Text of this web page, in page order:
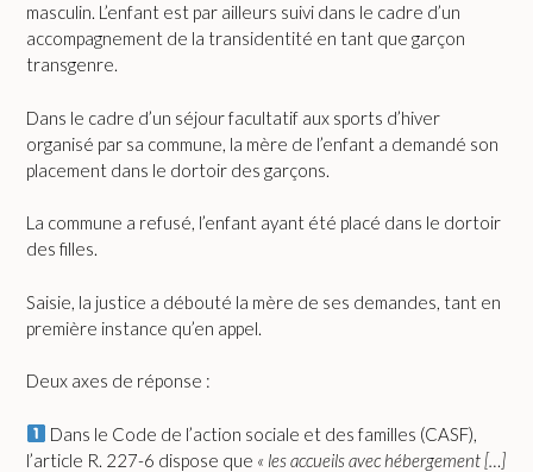
masculin. L’enfant est par ailleurs suivi dans le cadre d’un
accompagnement de la transidentité en tant que garçon
transgenre.
Dans le cadre d’un séjour facultatif aux sports d’hiver
organisé par sa commune, la mère de l’enfant a demandé son
placement dans le dortoir des garçons.
La commune a refusé, l’enfant ayant été placé dans le dortoir
des filles.
Saisie, la justice a débouté la mère de ses demandes, tant en
première instance qu’en appel.
Deux axes de réponse :
Dans le Code de l’action sociale et des familles (CASF),
l’article R. 227-6 dispose que « les accueils avec hébergement […]